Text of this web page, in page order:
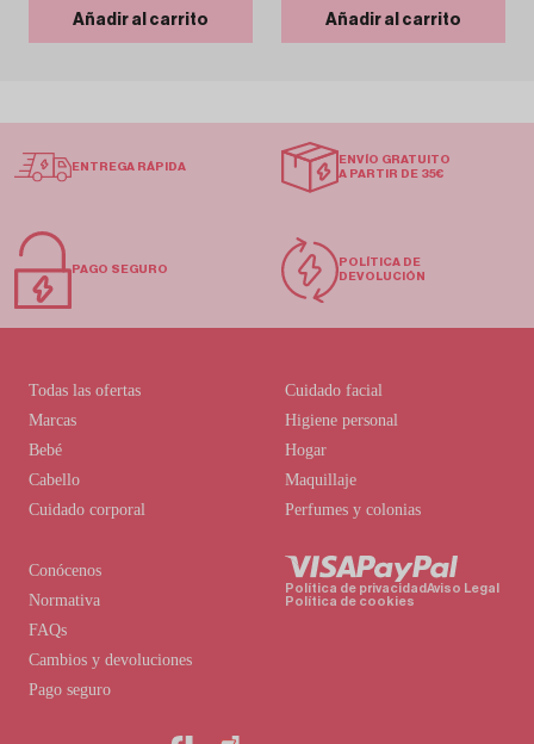
Añadir al carrito Añadir al carrito
ENTREGA RÁPIDA
ENVÍO GRATUITO
A PARTIR DE 35€
PAGO SEGURO
POLÍTICA DE
DEVOLUCIÓN
Conócenos
Normativa
FAQs
Cambios y devoluciones
Pago seguro
Todas las ofertas
Marcas
Bebé
Cabello
Cuidado corporal
Cuidado facial
Higiene personal
Hogar
Maquillaje
Perfumes y colonias
Política de privacidadAviso Legal
Política de cookies